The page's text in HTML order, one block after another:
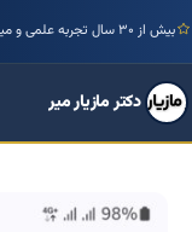
بیش از ۳۰ سال تجربه علمی و میدانی مستند
دکتر مازیار میر